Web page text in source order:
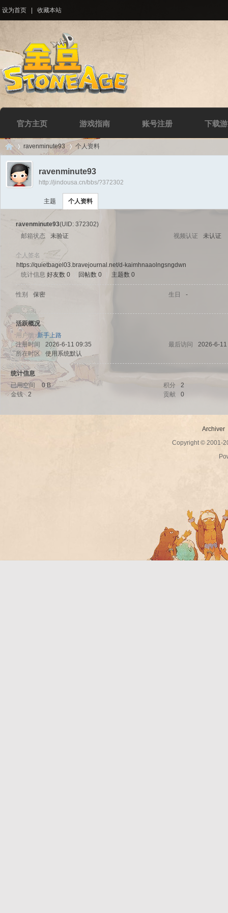
设为首页 收藏本站
官方主页 游戏指南 账号注册 下载
Di
uz!
›
ravenminute93 个人资料
ravenminute93
http://jindousa.cn/bbs/?372302
主题 个人资料
ravenminute93(UID: 372302)
邮箱状态
未验证 视频认证 未认证
个人签名
https://quietbagel03.bravejournal.net/d-kaimhnaaolngsngdwn
统计信息 好友数 0 回帖数 0 主题数 0
性别 保密 生日 -
活跃概况
用户组新手上路
注册时间
2026-6-11 09:35 最后访问
2026-6-
所在时区
使用系统默认
统计信息
已用空间
0 B 积分
2
金钱
2 贡献 0
Archiver
Copyright © 2001-